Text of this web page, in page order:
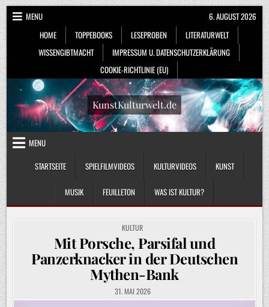
Skip
to
content
MENU
HOME
TOPPEBOOKS LESEPROBEN
LITERATURWELT
WISSENGIBTMACHT
IMPRESSUM U. DATENSCHUTZERKLÄRUNG
COOKIE-RICHTLINIE (EU)
6. AUGUST 2026
KunstKulturwelt.de
MENU
STARTSEITE
SPIELFILMVIDEOS KULTURVIDEOS KUNST
MUSIK FEUILLETON WAS IST KULTUR?
POSTED
IN
KULTUR
Mit Porsche, Parsifal und
Panzerknacker in der Deutschen
Mythen-Bank
31. MAI 2026